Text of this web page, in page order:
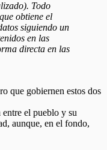
Todo
obtiene el
siguiendo un
en las
directa en las
que gobiernen estos dos
entre el pueblo y su
aunque, en el fondo,